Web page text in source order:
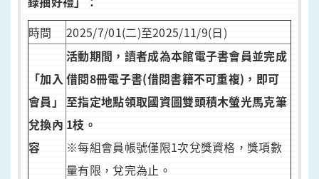
時間
2025/7/01(二)至2025/11/9(日)
「加入
會員」
兌換內
容
活動期間，讀者成為本館電子書會員並完成
借閱8冊電子書(借閱書籍不可重複)，即可
至指定地點領取國資圖雙頭積木螢光馬克筆
1枝。
※每組會員帳號僅限1次兌獎資格，獎項數
量有限，兌完為止。